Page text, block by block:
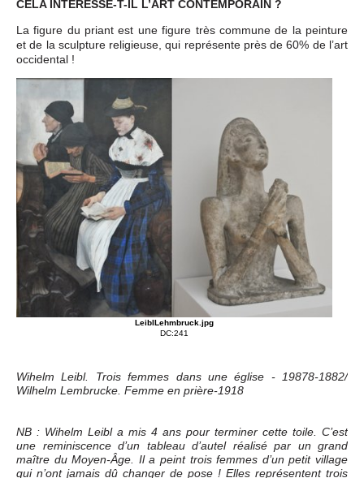
CELA INTERESSE-T-IL L’ART CONTEMPORAIN ?
La figure du priant est une figure très commune de la peinture
et de la sculpture religieuse, qui représente près de 60% de l’art
occidental !
LeiblLehmbruck.jpg
DC:241
Wihelm Leibl. Trois femmes dans une église - 19878-1882/
Wilhelm Lembrucke. Femme en prière-1918
NB : Wihelm Leibl a mis 4 ans pour terminer cette toile. C’est
une reminiscence d’un tableau d’autel réalisé par un grand
maître du Moyen-Âge. Il a peint trois femmes d’un petit village
qui n’ont jamais dû changer de pose ! Elles représentent trois